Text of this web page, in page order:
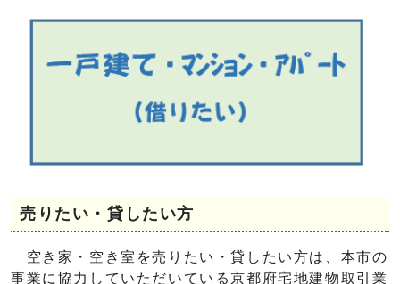
売りたい・貸したい方
空き家・空き室を売りたい・貸したい方は、本市の
事業に協力していただいている京都府宅地建物取引業